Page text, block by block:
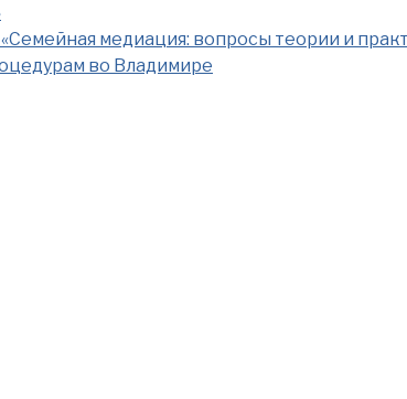
медиация: вопросы теории и
во Владимире